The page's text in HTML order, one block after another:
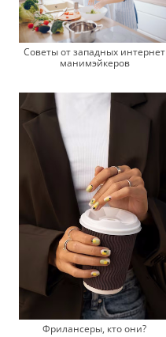
Советы от западных интернет
манимэйкеров
Фрилансеры, кто они?